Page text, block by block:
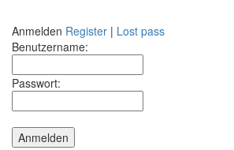
Anmelden Register | Lost pass
Benutzername:
Passwort: